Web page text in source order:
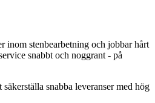
inom stenbearbetning och jobbar hårt
snabbt och noggrant - på
snabba leveranser med hög